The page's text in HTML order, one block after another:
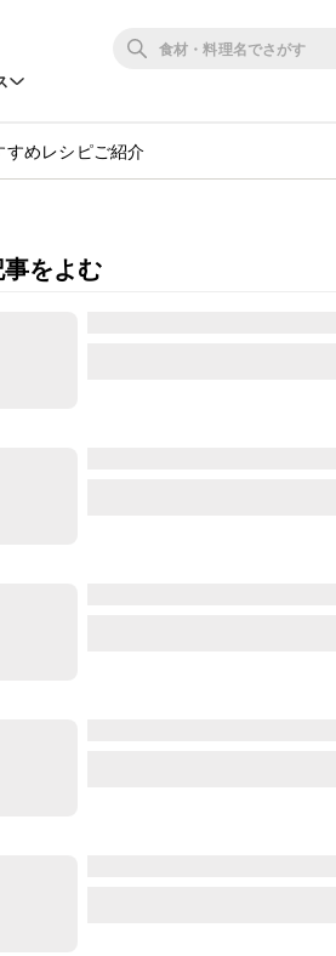
すめレシピご紹介
をよむ